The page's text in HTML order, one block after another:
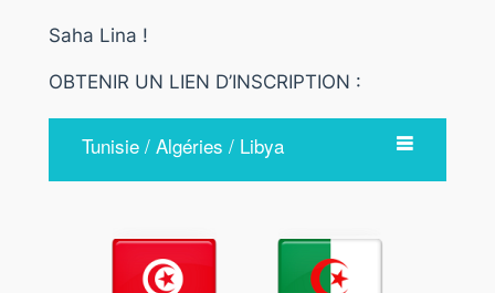
Saha Lina !
OBTENIR UN LIEN D’INSCRIPTION :
Tunisie / Algéries / Libya